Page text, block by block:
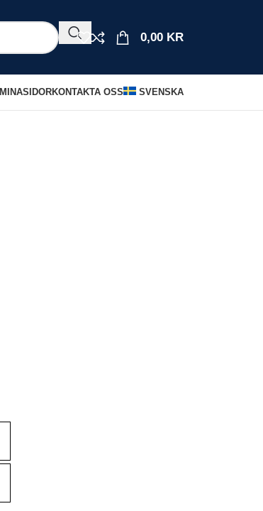
0,00 KR
MINASIDORKONTAKTA OSS SVENSKA